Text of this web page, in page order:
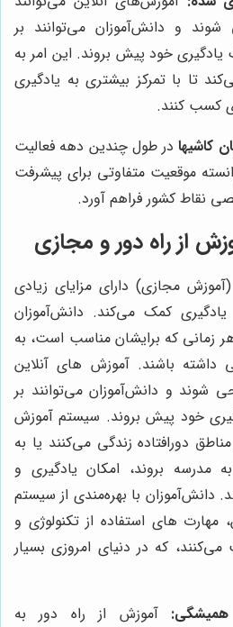
و دانش‌آموزان می‌توانند بر
خود پیش بروند. این امر به
تا با تمرکز بیشتری به یادگیری
کسب کنند.
کاشیهادر طول چندین دهه فعالیت
موقعیت متفاوتی برای پیشرفت
نقاط کشور فراهم آورد.
از راه دور و مجازی
مجازی) دارای مزایای زیادی
کمک می‌کند. دانش‌آموزان
زمانی که برایشان مناسب است، به
داشته باشند.آموزش های آنلاین
شوند و دانش‌آموزان می‌توانند بر
خود پیش بروند. سیستم آموزش
دورافتاده زندگی می‌کنند یا به
مدرسه بروند، امکان یادگیری و
دانش‌آموزان با بهره‌مندی از سیستم
مهارت های استفاده از تکنولوژی و
می‌کنند، که در دنیای امروزی بسیار
آموزش از راه دور به